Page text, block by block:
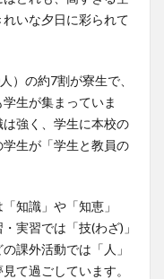
いな夕日に彩られて
）の約7割が寮生で、
生が集まっていま
強く、学生に本校の
生が「学生と教員の
知識」や「知恵」
実習では「技(わざ)」
課外活動では「人」
て過ごしています。